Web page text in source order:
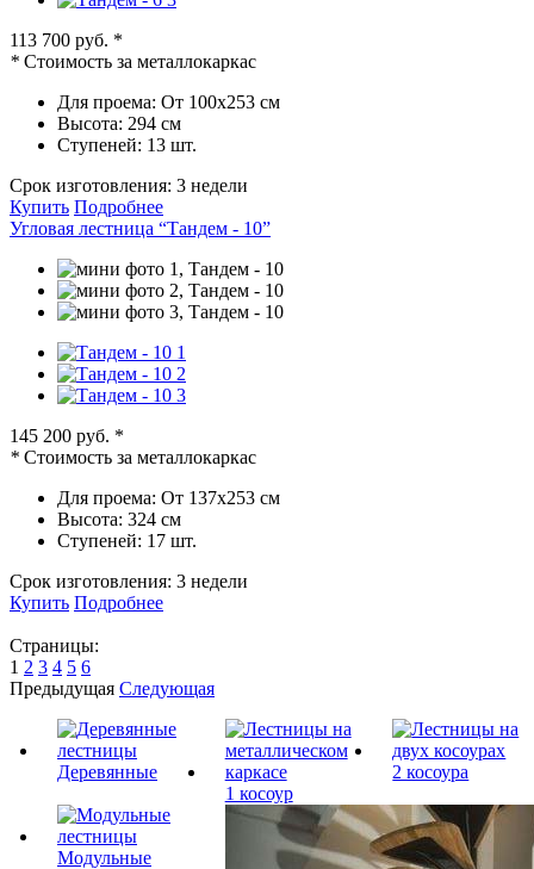
113 700 руб. *
* Стоимость за металлокаркас
Для проема: От 100х253 см
Высота: 294 см
Ступеней: 13 шт.
Срок изготовления: 3 недели
Купить Подробнее
Угловая лестница “Тандем - 10”
145 200 руб. *
* Стоимость за металлокаркас
Для проема: От 137х253 см
Высота: 324 см
Ступеней: 17 шт.
Срок изготовления: 3 недели
Купить Подробнее
Страницы:
1 2 3 4 5 6
Предыдущая Следующая
Деревянные
1 косоур
2 косоура
Модульные